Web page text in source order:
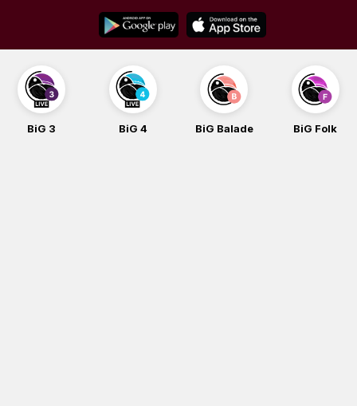
content
BiG 3 BiG 4 BiG Balade BiG Folk